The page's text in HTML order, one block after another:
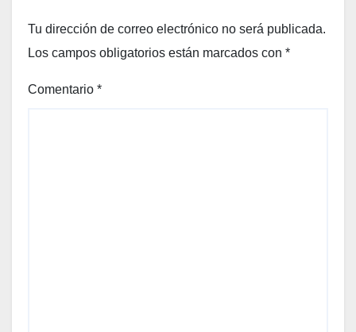
Tu dirección de correo electrónico no será publicada.
Los campos obligatorios están marcados con *
Comentario *